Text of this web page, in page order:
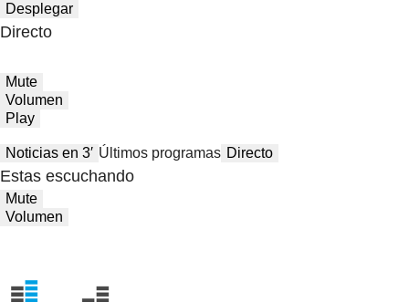
Desplegar
Directo
Mute
Volumen
Play
Noticias en 3′ Últimos programas Directo
Estas escuchando
Mute
Volumen